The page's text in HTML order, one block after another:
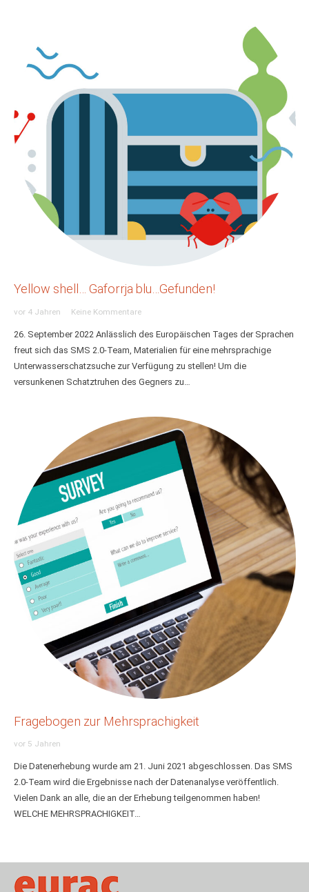
Yellow shell… Gaforrja blu…Gefunden!
vor 4 Jahren Keine Kommentare
26. September 2022 Anlässlich des Europäischen Tages der Sprachen
freut sich das SMS 2.0-Team, Materialien für eine mehrsprachige
Unterwasserschatzsuche zur Verfügung zu stellen! Um die
versunkenen Schatztruhen des Gegners zu…
Fragebogen zur Mehrsprachigkeit
vor 5 Jahren
Die Datenerhebung wurde am 21. Juni 2021 abgeschlossen. Das SMS
2.0-Team wird die Ergebnisse nach der Datenanalyse veröffentlich.
Vielen Dank an alle, die an der Erhebung teilgenommen haben!
WELCHE MEHRSPRACHIGKEIT…